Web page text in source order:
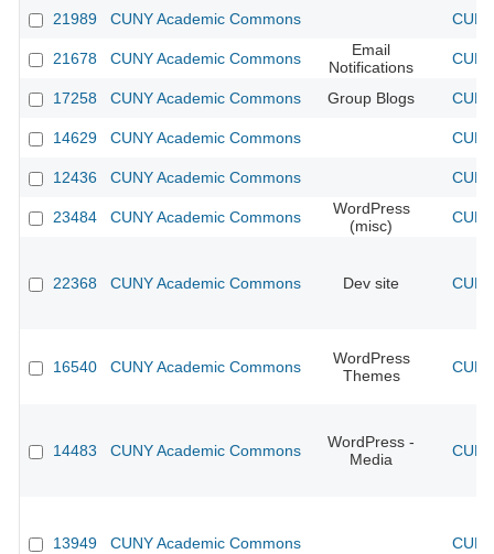
21989 CUNY Academic Commons
21678 CUNY Academic Commons
Email
Notifications
17258 CUNY Academic Commons Group Blogs
14629 CUNY Academic Commons
12436 CUNY Academic Commons
23484 CUNY Academic Commons
WordPress
(misc)
22368 CUNY Academic Commons Dev site
16540 CUNY Academic Commons
WordPress
Themes
14483 CUNY Academic Commons
WordPress -
Media
13949 CUNY Academic Commons